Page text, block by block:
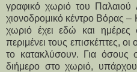
γραφικό χωριό του Παλαιού
χιονοδρομικό κέντρο Βόρας
χωριό έχει εδώ και ημέρες
περιμένει τους επισκέπτες, οι
το κατακλύσουν. Για όσους
διήμερο στο χωριό,